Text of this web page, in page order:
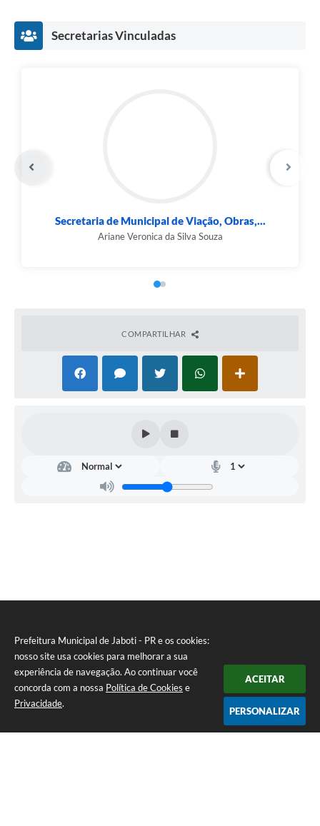
Prefeitura Municipal de Jaboti - PR e os cookies:
nosso site usa cookies para melhorar a sua
experiência de navegação. Ao continuar você
concorda com a nossa Política de Cookies e
Privacidade.
ACEITAR
PERSONALIZAR
Secretarias Vinculadas
Obras,... Secretaria de Municipal Inovação,
Waldemar Siqueira
COMPARTILHAR